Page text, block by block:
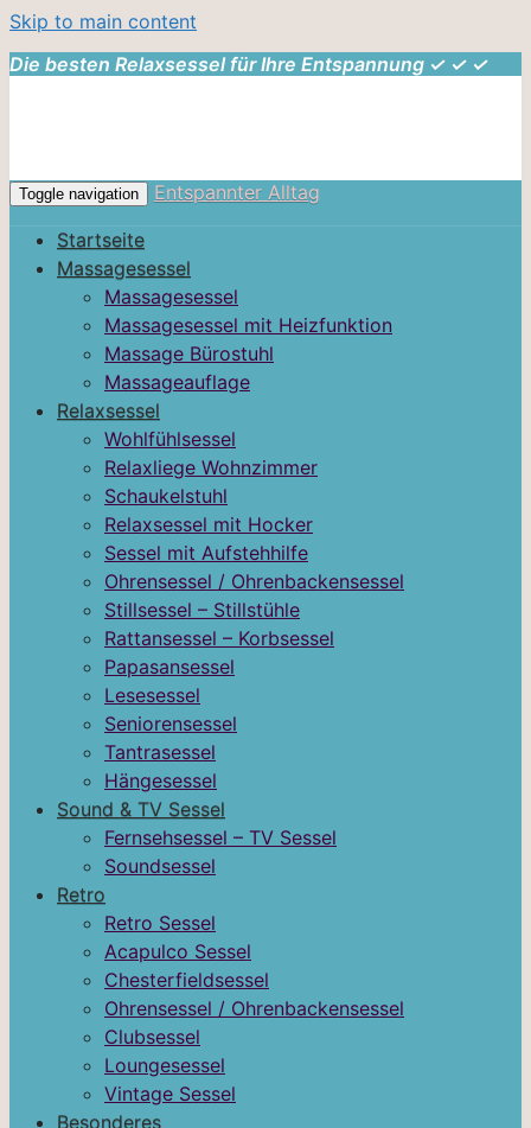
Skip to main content
Die besten Relaxsessel für Ihre Entspannung ✓ ✓ ✓
Toggle navigation
Entspannter Alltag
Startseite
Massagesessel
Massagesessel
Massagesessel mit Heizfunktion
Massage Bürostuhl
Massageauflage
Relaxsessel
Wohlfühlsessel
Relaxliege Wohnzimmer
Schaukelstuhl
Relaxsessel mit Hocker
Sessel mit Aufstehhilfe
Ohrensessel / Ohrenbackensessel
Stillsessel – Stillstühle
Rattansessel – Korbsessel
Papasansessel
Lesesessel
Seniorensessel
Tantrasessel
Hängesessel
Sound & TV Sessel
Fernsehsessel – TV Sessel
Soundsessel
Retro
Retro Sessel
Acapulco Sessel
Chesterfieldsessel
Ohrensessel / Ohrenbackensessel
Clubsessel
Loungesessel
Vintage Sessel
Besonderes